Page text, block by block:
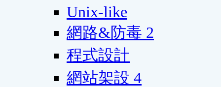
Unix-like
網路&防毒 2
程式設計
網站架設 4